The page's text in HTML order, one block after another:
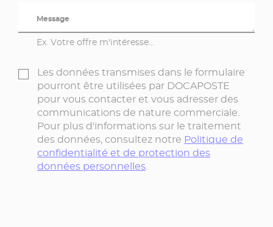
Message
Ex. Votre offre m'intéresse...
Les données transmises dans le formulaire
pourront être utilisées par DOCAPOSTE
pour vous contacter et vous adresser des
communications de nature commerciale.
Pour plus d'informations sur le traitement
des données, consultez notre Politique de
confidentialité et de protection des
données personnelles.